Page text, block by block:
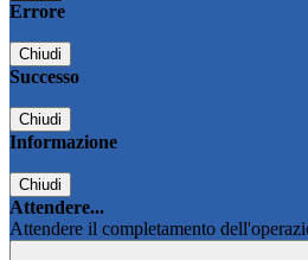
Errore
Chiudi
Successo
Chiudi
Informazione
Chiudi
Attendere...
Attendere il completamento